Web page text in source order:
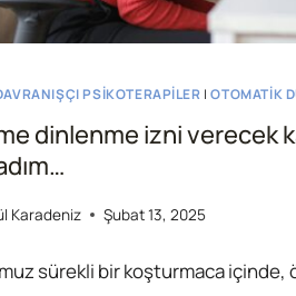
PSIKOTERAPILER |OTOMATIK
dinlenme izni verecek
Karadeniz Şubat 13, 2025
sürekli bir koşturmaca içinde,